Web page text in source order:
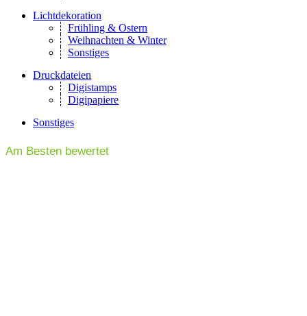
Lichtdekoration
Frühling & Ostern
Weihnachten & Winter
Sonstiges
Druckdateien
Digistamps
Digipapiere
Sonstiges
Am Besten bewertet